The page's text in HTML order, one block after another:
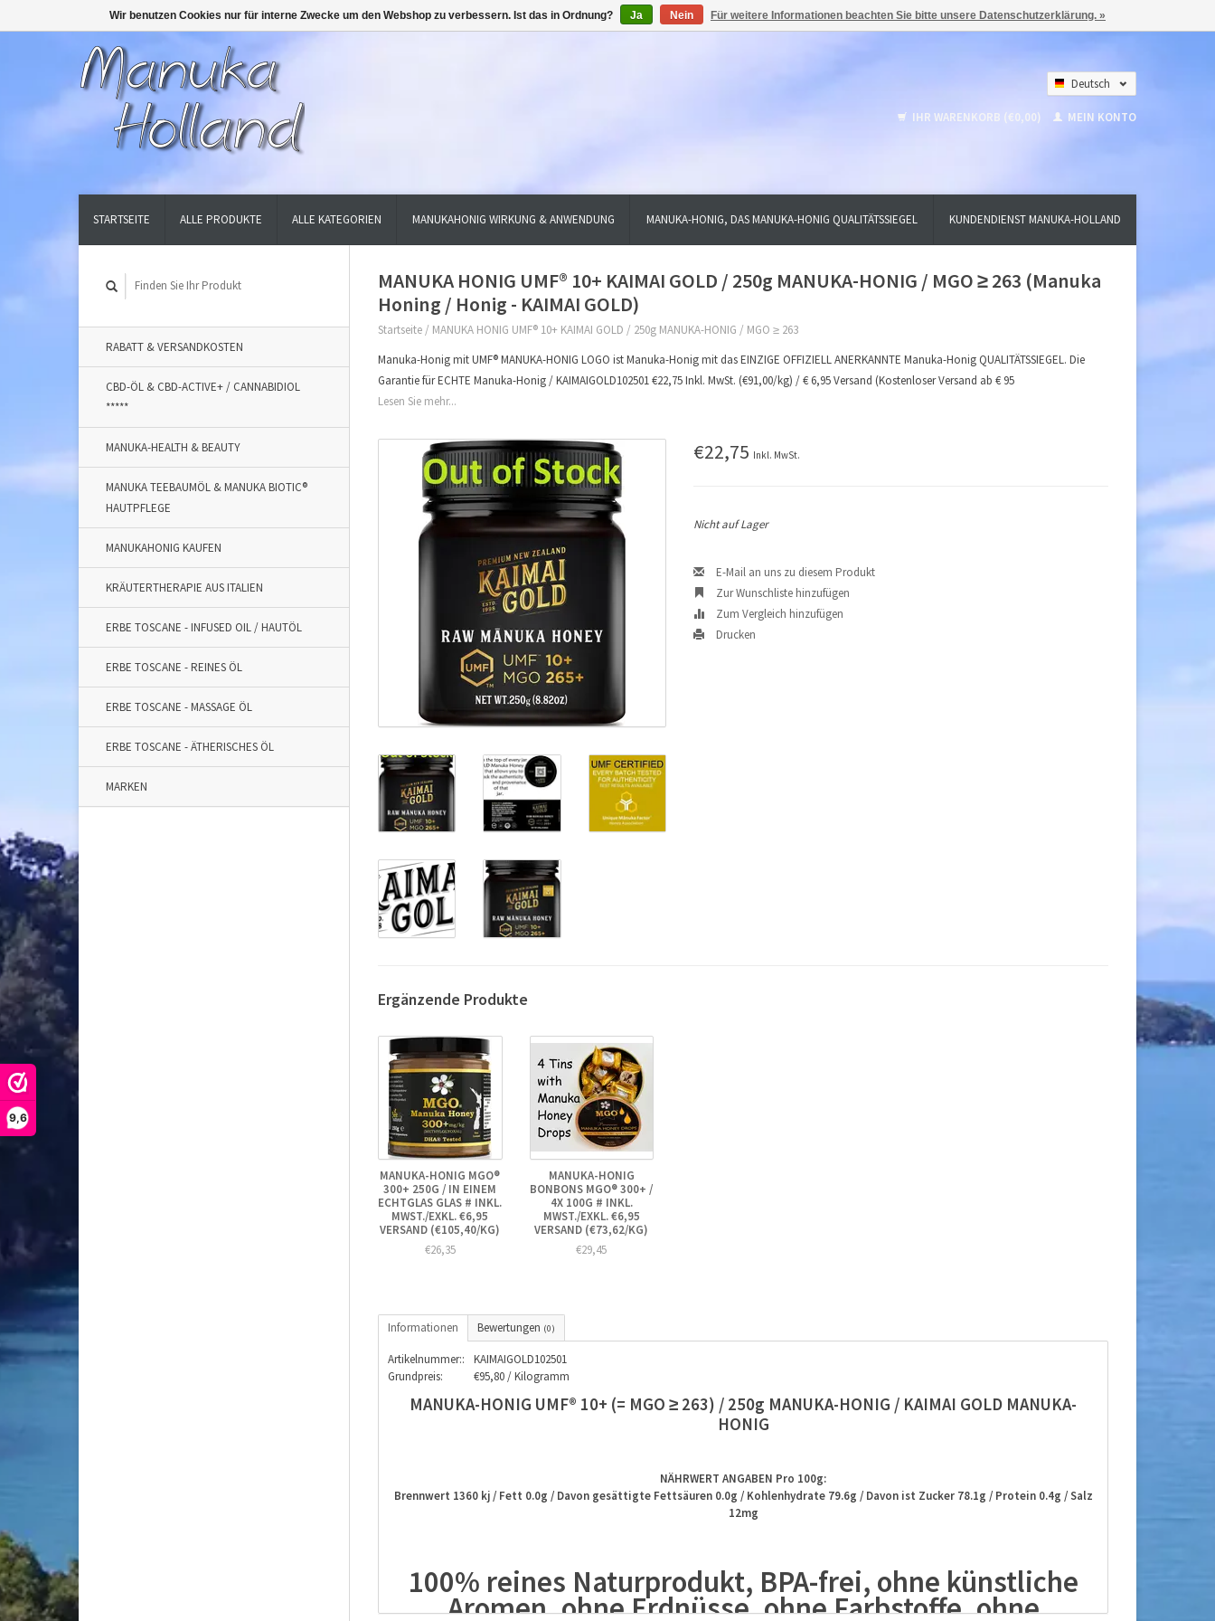
9,6
Deutsch
English
IHR WARENKORB (€0,00) MEIN KONTO
STARTSEITE ALLE PRODUKTE ALLE KATEGORIEN MANUKAHONIG WIRKUNG & ANWENDUNG MANUKA-HONIG, DAS MANUKA-HONIG QUALITÄTSSIEGEL KUNDENDIENST MANUKA-HOLLAND
RABATT & VERSANDKOSTEN
CBD-ÖL & CBD-ACTIVE+ / CANNABIDIOL
*****
MANUKA-HEALTH & BEAUTY
MANUKA TEEBAUMÖL & MANUKA BIOTIC®
HAUTPFLEGE
MANUKAHONIG KAUFEN
KRÄUTERTHERAPIE AUS ITALIEN
ERBE TOSCANE - INFUSED OIL / HAUTÖL
ERBE TOSCANE - REINES ÖL
ERBE TOSCANE - MASSAGE ÖL
ERBE TOSCANE - ÄTHERISCHES ÖL
MARKEN
MANUKA HONIG UMF® 10+ KAIMAI GOLD / 250g MANUKA-HONIG / MGO ≥ 263 (Manuka
Honing / Honig - KAIMAI GOLD)
Startseite / MANUKA HONIG UMF® 10+ KAIMAI GOLD / 250g MANUKA-HONIG / MGO ≥ 263
Manuka-Honig mit UMF® MANUKA-HONIG LOGO ist Manuka-Honig mit das EINZIGE OFFIZIELL ANERKANNTE Manuka-Honig QUALITÄTSSIEGEL. Die
Garantie für ECHTE Manuka-Honig / KAIMAIGOLD102501 €22,75 Inkl. MwSt. (€91,00/kg) / € 6,95 Versand (Kostenloser Versand ab € 95
Lesen Sie mehr...
€22,75 Inkl. MwSt.
Nicht auf Lager
E-Mail an uns zu diesem Produkt
Zur Wunschliste hinzufügen
Zum Vergleich hinzufügen
Drucken
Ergänzende Produkte
MANUKA-HONIG MGO®
300+ 250G / IN EINEM
ECHTGLAS GLAS # INKL.
MWST./EXKL. €6,95
VERSAND (€105,40/KG)
€26,35
MANUKA-HONIG
BONBONS MGO® 300+ /
4X 100G # INKL.
MWST./EXKL. €6,95
VERSAND (€73,62/KG)
€29,45
Informationen Bewertungen (0)
Artikelnummer::
KAIMAIGOLD102501
Grundpreis:
€95,80 / Kilogramm
MANUKA-HONIG UMF® 10+ (= MGO ≥ 263) / 250g MANUKA-HONIG / KAIMAI GOLD MANUKA-
HONIG
NÄHRWERT ANGABEN Pro 100g:
Brennwert 1360 kj / Fett 0.0g / Davon gesättigte Fettsäuren 0.0g / Kohlenhydrate 79.6g / Davon ist Zucker 78.1g / Protein 0.4g / Salz
12mg
100% reines Naturprodukt, BPA-frei, ohne künstliche
Aromen, ohne Erdnüsse, ohne Farbstoffe, ohne
Wir benutzen Cookies nur für interne Zwecke um den Webshop zu verbessern. Ist das in Ordnung? Ja Nein Für weitere Informationen beachten Sie bitte unsere Datenschutzerklärung. »